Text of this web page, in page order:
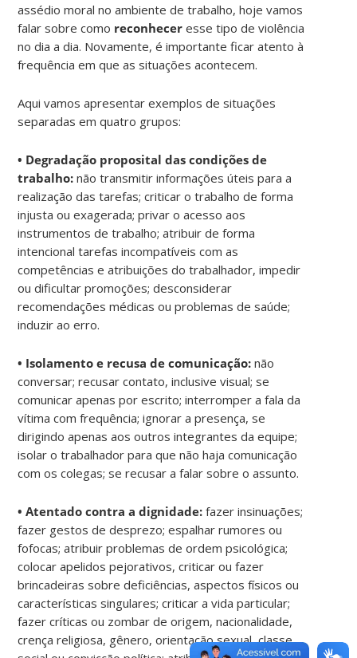
assédio moral no ambiente de trabalho, hoje vamos
falar sobre como reconhecer esse tipo de violência
no dia a dia. Novamente, é importante ficar atento à
frequência em que as situações acontecem.
Aqui vamos apresentar exemplos de situações
separadas em quatro grupos:
• Degradação proposital das condições de
trabalho: não transmitir informações úteis para a
realização das tarefas; criticar o trabalho de forma
injusta ou exagerada; privar o acesso aos
instrumentos de trabalho; atribuir de forma
intencional tarefas incompatíveis com as
competências e atribuições do trabalhador, impedir
ou dificultar promoções; desconsiderar
recomendações médicas ou problemas de saúde;
induzir ao erro.
• Isolamento e recusa de comunicação: não
conversar; recusar contato, inclusive visual; se
comunicar apenas por escrito; interromper a fala da
vítima com frequência; ignorar a presença, se
dirigindo apenas aos outros integrantes da equipe;
isolar o trabalhador para que não haja comunicação
com os colegas; se recusar a falar sobre o assunto.
• Atentado contra a dignidade: fazer insinuações;
fazer gestos de desprezo; espalhar rumores ou
fofocas; atribuir problemas de ordem psicológica;
colocar apelidos pejorativos, criticar ou fazer
brincadeiras sobre deficiências, aspectos físicos ou
características singulares; criticar a vida particular;
fazer críticas ou zombar de origem, nacionalidade,
crença religiosa, gênero, orientação sexual, classe